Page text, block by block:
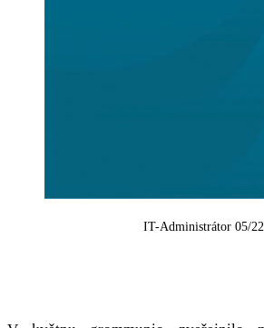
IT-Administrátor 05/22